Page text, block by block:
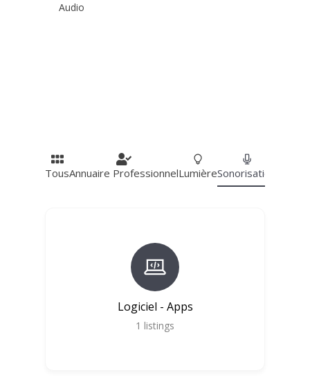
Audio
TousAnnuaire ProfessionnelLumièreSonorisation
Logiciel - Apps
1 listings